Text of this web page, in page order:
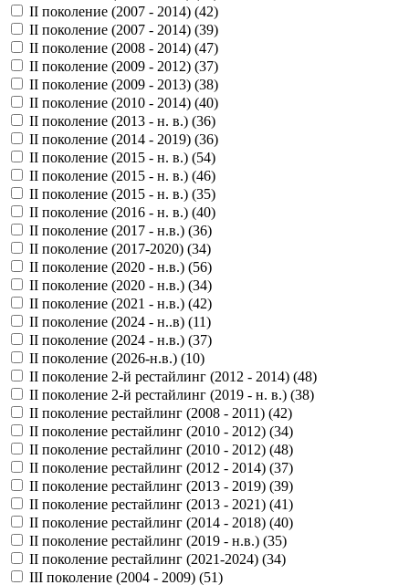
II поколение (2007 - 2014) (42)
II поколение (2007 - 2014) (39)
II поколение (2008 - 2014) (47)
II поколение (2009 - 2012) (37)
II поколение (2009 - 2013) (38)
II поколение (2010 - 2014) (40)
II поколение (2013 - н. в.) (36)
II поколение (2014 - 2019) (36)
II поколение (2015 - н. в.) (54)
II поколение (2015 - н. в.) (46)
II поколение (2015 - н. в.) (35)
II поколение (2016 - н. в.) (40)
II поколение (2017 - н.в.) (36)
II поколение (2017-2020) (34)
II поколение (2020 - н.в.) (56)
II поколение (2020 - н.в.) (34)
II поколение (2021 - н.в.) (42)
II поколение (2024 - н..в) (11)
II поколение (2024 - н.в.) (37)
II поколение (2026-н.в.) (10)
II поколение 2-й рестайлинг (2012 - 2014) (48)
II поколение 2-й рестайлинг (2019 - н. в.) (38)
II поколение рестайлинг (2008 - 2011) (42)
II поколение рестайлинг (2010 - 2012) (34)
II поколение рестайлинг (2010 - 2012) (48)
II поколение рестайлинг (2012 - 2014) (37)
II поколение рестайлинг (2013 - 2019) (39)
II поколение рестайлинг (2013 - 2021) (41)
II поколение рестайлинг (2014 - 2018) (40)
II поколение рестайлинг (2019 - н.в.) (35)
II поколение рестайлинг (2021-2024) (34)
III поколение (2004 - 2009) (51)